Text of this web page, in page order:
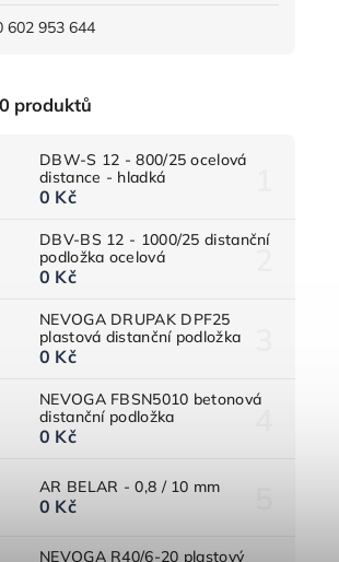
602 953 644
produktů
DBW-S 12 - 800/25 ocelová
distance - hladká
0 Kč
DBV-BS 12 - 1000/25 distanční
podložka ocelová
0 Kč
NEVOGA DRUPAK DPF25
plastová distanční podložka
0 Kč
NEVOGA FBSN5010 betonová
distanční podložka
0 Kč
AR BELAR - 0,8 / 10 mm
0 Kč
NEVOGA R40/6-20 plastový